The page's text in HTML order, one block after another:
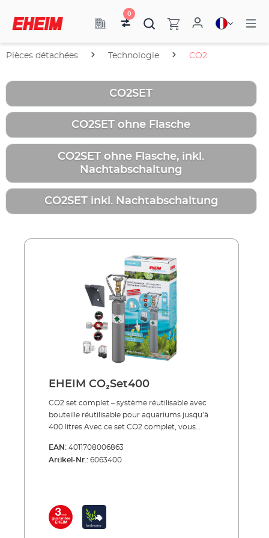
0
Pièces détachées Technologie CO2
CO2SET
CO2SET ohne Flasche
CO2SET ohne Flasche, inkl.
Nachtabschaltung
CO2SET inkl. Nachtabschaltung
EHEIM CO₂Set400
CO2 set complet – système réutilisable avec
bouteille réutilisable pour aquariums jusqu’à
400 litres Avec ce set CO2 complet, vous
exactement la bonne quantité de dioxyde de
carbone - et donc l'un des éléments nutritifs
dans l'aquarium et une sécurité maximale
vont de soi.Vous recevrez le set complet avec
EAN: 4011708006863
Artikel-Nr.: 6063400